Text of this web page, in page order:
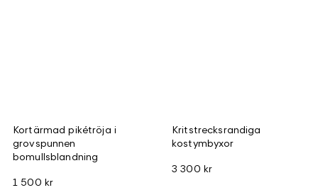
Kortärmad pikétröja i
grovspunnen
bomullsblandning
1 500 kr
Kritstrecksrandiga
kostymbyxor
3 300 kr